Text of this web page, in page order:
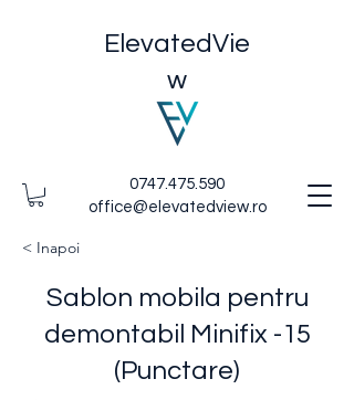
ElevatedVie
w
0747.475.590
office@elevatedview.ro
< Inapoi
Sablon mobila pentru
demontabil Minifix -15
(Punctare)